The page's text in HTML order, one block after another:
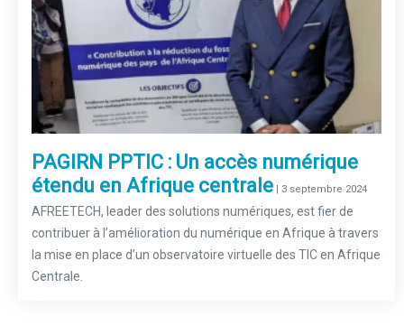
PAGIRN PPTIC : Un accès numérique
étendu en Afrique centrale | 3 septembre 2024
AFREETECH, leader des solutions numériques, est fier de
contribuer à l’amélioration du numérique en Afrique à travers
la mise en place d’un observatoire virtuelle des TIC en Afrique
Centrale.